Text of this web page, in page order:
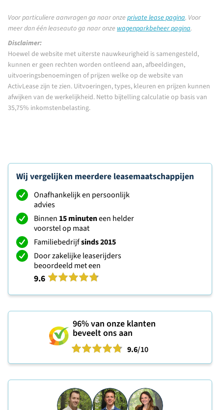
Voor particuliere aanvragen ga naar onzeprivate lease pagina. Voor
meer dan één leaseauto ga naar onzewagenparkbeheer pagina.
Disclaimer:
Hoewel de website met uiterste nauwkeurigheid is samengesteld,
kunnen er geen rechten worden ontleend aan, afbeeldingen,
uitvoeringsbenoemingen of prijzen welke op de website van
ActivLease zijn te zien. Uitvoeringen, types, kleuren en prijzen kunnen
afwijken van de werkelijkheid. Netto bijtelling calculatie op basis van
35,75% inkomstenbelasting.
Wij vergelijken meerdere leasemaatschappijen
Onafhankelijk en persoonlijk
advies
Binnen 15 minuteneen helder
voorstel op maat
Familiebedrijfsinds 2015
Door zakelijke leaserijders
beoordeeld met een
9.6
96%van onze klanten
beveelt ons aan
9.6/10